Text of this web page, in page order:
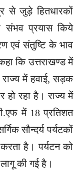
से जुड़े हितधारकों
संभव प्रयास किये
एवं संतुष्टि के भाव
कि उत्तराखण्ड में
राज्य में हवाई, सड़क
हो रहा है। राज्य में
में 18 प्रतिशत
सौन्दर्य पर्यटकों
है। पर्यटन को
की गई है।